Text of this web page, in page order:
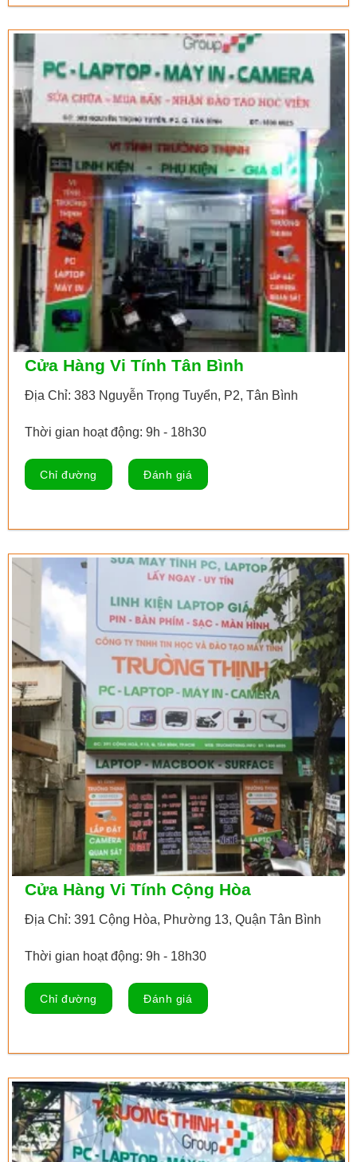
Cửa Hàng Vi Tính Tân Bình
Địa Chỉ: 383 Nguyễn Trọng Tuyển, P2, Tân Bình
Thời gian hoạt động: 9h - 18h30
Chỉ đường Đánh giá
Cửa Hàng Vi Tính Cộng Hòa
Địa Chỉ: 391 Cộng Hòa, Phường 13, Quận Tân Bình
Thời gian hoạt động: 9h - 18h30
Chỉ đường Đánh giá